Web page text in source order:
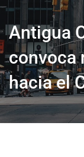
Antigua
convoca
hacia el